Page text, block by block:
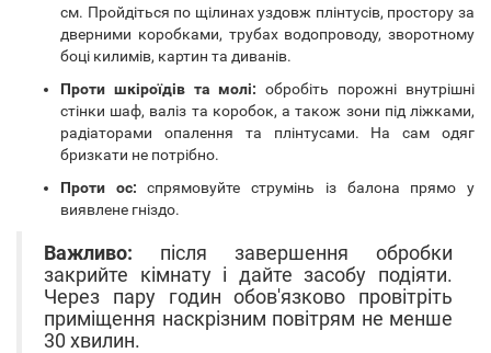
см. Пройдіться по щілинах уздовж плінтусів, простору за
дверними коробками, трубах водопроводу, зворотному
боці килимів, картин та диванів.
Проти шкіроїдів та молі: обробіть порожні внутрішні
стінки шаф, валіз та коробок, а також зони під ліжками,
радіаторами опалення та плінтусами. На сам одяг
бризкати не потрібно.
Проти ос: спрямовуйте струмінь із балона прямо у
виявлене гніздо.
Важливо: після завершення обробки
закрийте кімнату і дайте засобу подіяти.
Через пару годин обов'язково провітріть
приміщення наскрізним повітрям не менше
30 хвилин.